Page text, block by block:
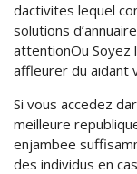
dactivites lequel
solutions
attentionOu Soyez
affleurer du aidant
Si vous accedez
meilleure
enjambee
des individus en